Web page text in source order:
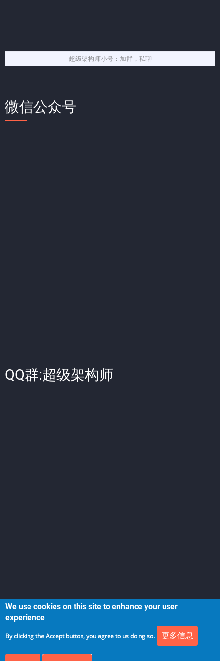
超级架构师小号：加群，私聊
微信公众号
QQ群:超级架构师
We use cookies on this site to enhance your user
experience
By clicking the Accept button, you agree to us doing so. 更多信息